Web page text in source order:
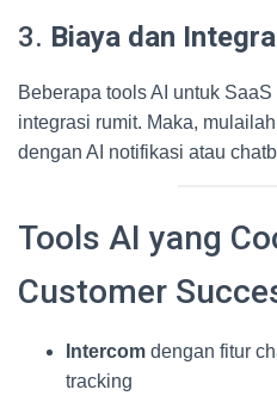
3. Biaya dan
Beberapa tools AI untuk
integrasi rumit. Maka,
dengan AI notifikasi atau
Tools AI yang
Customer
Intercom dengan fitur
tracking